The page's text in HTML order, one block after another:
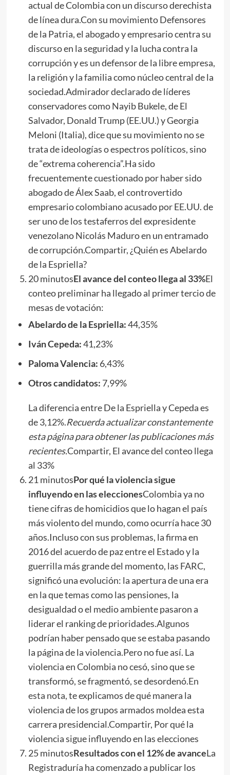
actual de Colombia con un discurso derechista
de línea dura.Con su movimiento Defensores
de la Patria, el abogado y empresario centra su
discurso en la seguridad y la lucha contra la
corrupción y es un defensor de la libre empresa,
la religión y la familia como núcleo central de la
sociedad.Admirador declarado de líderes
conservadores como Nayib Bukele, de El
Salvador, Donald Trump (EE.UU.) y Georgia
Meloni (Italia), dice que su movimiento no se
trata de ideologías o espectros políticos, sino
de “extrema coherencia”.Ha sido
frecuentemente cuestionado por haber sido
abogado de Álex Saab, el controvertido
empresario colombiano acusado por EE.UU. de
ser uno de los testaferros del expresidente
venezolano Nicolás Maduro en un entramado
de corrupción.Compartir, ¿Quién es Abelardo
de la Espriella?
20 minutosEl avance del conteo llega al 33%El
conteo preliminar ha llegado al primer tercio de
mesas de votación:
Abelardo de la Espriella:44,35%
Iván Cepeda:41,23%
Paloma Valencia: 6,43%
Otros candidatos: 7,99%
La diferencia entre De la Espriella y Cepeda es
de 3,12%.Recuerda actualizar constantemente
esta página para obtener las publicaciones más
recientes.Compartir, El avance del conteo llega
al 33%
21 minutosPor qué la violencia sigue
influyendo en las eleccionesColombia ya no
tiene cifras de homicidios que lo hagan el país
más violento del mundo, como ocurría hace 30
años.Incluso con sus problemas, la firma en
2016 del acuerdo de paz entre el Estado y la
guerrilla más grande del momento, las FARC,
significó una evolución: la apertura de una era
en la que temas como las pensiones, la
desigualdad o el medio ambiente pasaron a
liderar el ranking de prioridades.Algunos
podrían haber pensado que se estaba pasando
la página de la violencia.Pero no fue así. La
violencia en Colombia no cesó, sino que se
transformó, se fragmentó, se desordenó.En
esta nota,te explicamos de qué manera la
violencia de los grupos armados moldea esta
carrera presidencial.Compartir, Por qué la
violencia sigue influyendo en las elecciones
25 minutosResultados con el 12% de avanceLa
Registraduría ha comenzado a publicar los